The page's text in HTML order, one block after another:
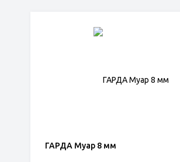
ГАРДА Муар 8 мм